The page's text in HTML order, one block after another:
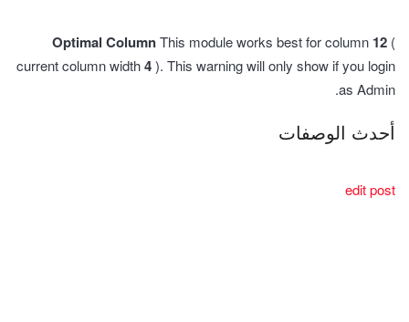
Optimal ColumnThis module works best for column 12 (
current column width4). This warning will only show if you login
as Admin.
أحدث الوصفات
edit post